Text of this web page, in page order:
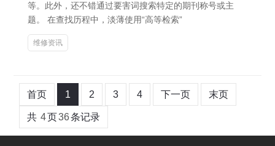
等。此外，还不错通过要害词搜索特定的期刊称号或主
题。 在查找历程中，淡薄使用“高等检索”
维修资讯
首页 1 2 3 4 下一页 末页
共 4页36条记录